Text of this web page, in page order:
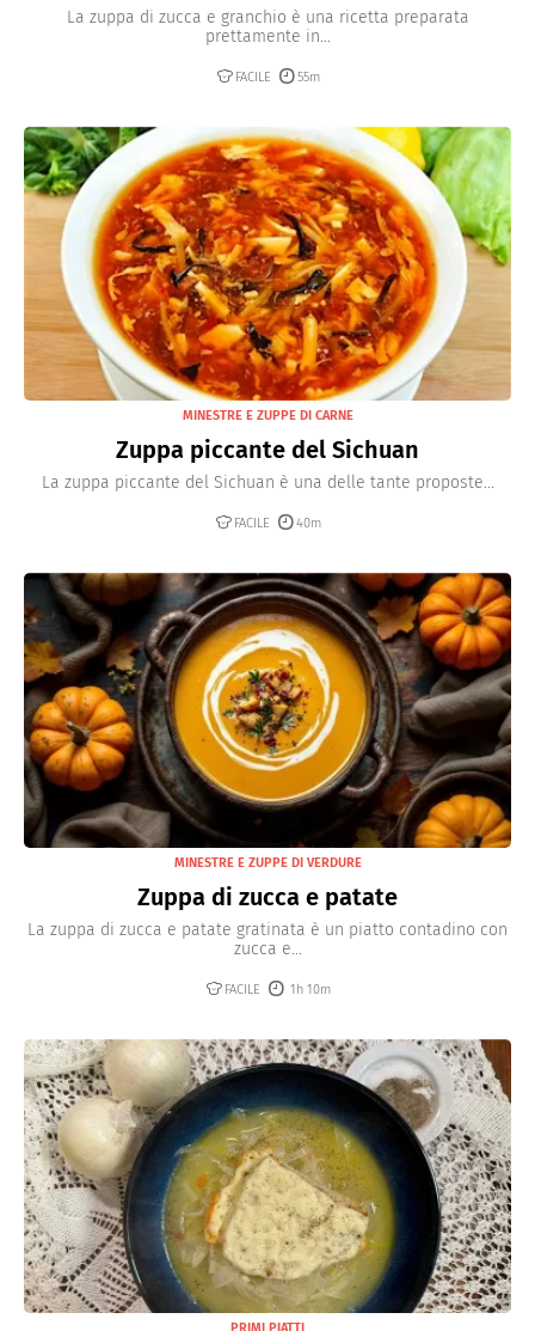
La zuppa di zucca e granchio è una ricetta preparata
prettamente in...
FACILE 55m
MINESTRE E ZUPPE DI CARNE
Zuppa piccante del Sichuan
La zuppa piccante del Sichuan è una delle tante proposte...
FACILE 40m
MINESTRE E ZUPPE DI VERDURE
Zuppa di zucca e patate
La zuppa di zucca e patate gratinata è un piatto contadino con
zucca e...
FACILE 1h 10m